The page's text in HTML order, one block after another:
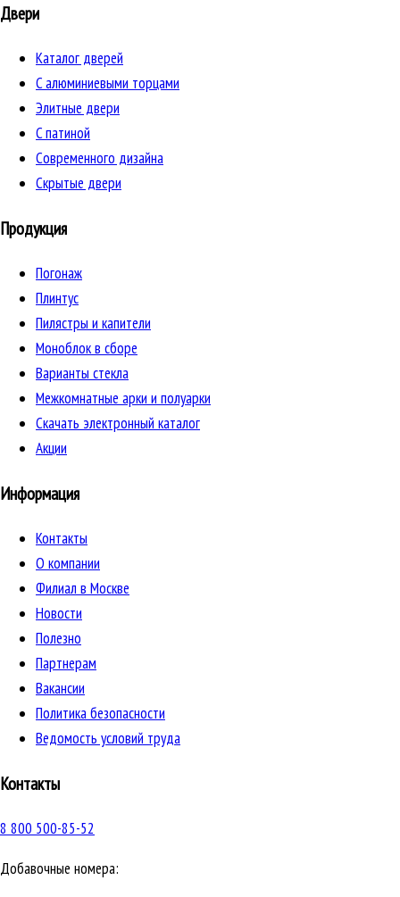
Двери
Каталог дверей
C алюминиевыми торцами
Элитные двери
C патиной
Cовременного дизайна
Скрытые двери
Продукция
Погонаж
Плинтус
Пилястры и капители
Моноблок в сборе
Варианты стекла
Межкомнатные арки и полуарки
Скачать электронный каталог
Акции
Информация
Контакты
О компании
Филиал в Москве
Новости
Полезно
Партнерам
Вакансии
Политика безопасности
Ведомость условий труда
Контакты
8 800 500-85-52
Добавочные номера: